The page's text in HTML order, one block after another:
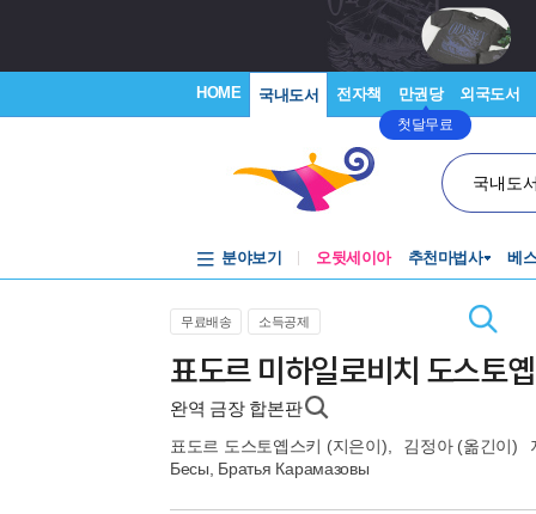
HOME 국내도서 전자책 만권당
첫달무료
외국도서
국내도
분야보기 오뒷세이아 추천마법사 베
무료배송 소득공제
표도르 미하일로비치 도스토
완역 금장 합본판
표도르 도스토옙스키 (지은이), 김정아(옮긴이)
Бесы, Братья Карамазовы